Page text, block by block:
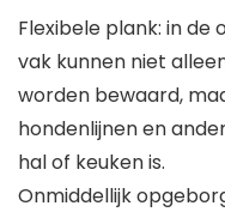
Flexibele plank: in de
vak kunnen niet
worden bewaard,
hondenlijnen en
hal of keuken is.
Onmiddellijk